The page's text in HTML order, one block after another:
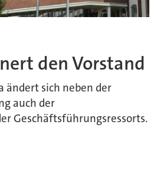
den Vorstand
ändert sich neben der
auch der
Geschäftsführungsressorts.